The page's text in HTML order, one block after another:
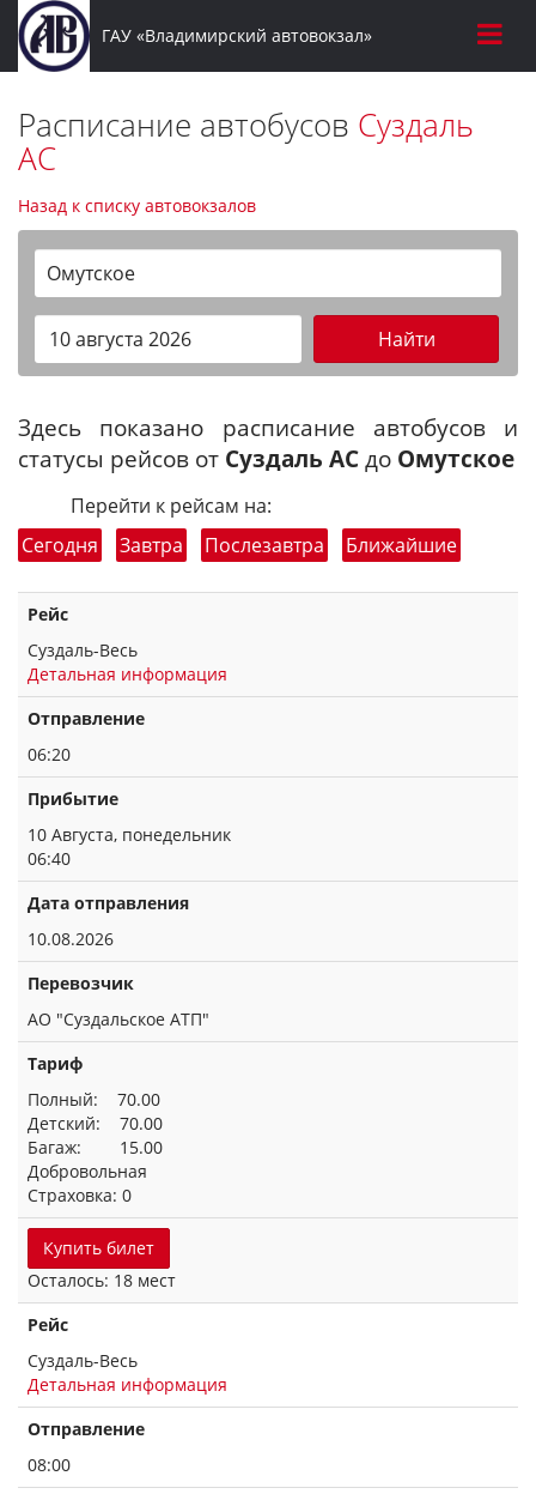
ГАУ «Владимирский автовокзал»
Расписание автобусов Суздаль
АС
Назад к списку автовокзалов
Омутское
Найти
Здесь показано расписание автобусов и
статусы рейсов от Суздаль АС до Омутское
Перейти к рейсам на:
Сегодня
Завтра Послезавтра Ближайшие
Рейс
Суздаль-Весь
Детальная информация
Отправление
06:20
Прибытие
10 Августа, понедельник
06:40
Дата отправления
10.08.2026
Перевозчик
АО "Суздальское АТП"
Тариф
Полный: 70.00
Детский: 70.00
Багаж: 15.00
Добровольная
Страховка: 0
Купить билет
Осталось: 18 мест
Рейс
Суздаль-Весь
Детальная информация
Отправление
08:00